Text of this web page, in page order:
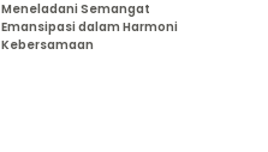
Meneladani Semangat
Emansipasi dalam Harmoni
Kebersamaan